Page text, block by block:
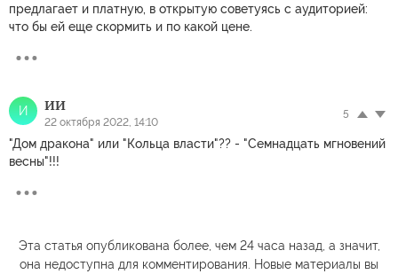
предлагает и платную, в открытую советуясь с аудиторией:
что бы ей еще скормить и по какой цене.
И ИИ
22 октября 2022, 14:10
5
"Дом дракона" или "Кольца власти"?? - "Семнадцать мгновений
весны"!!!
Эта статья опубликована более, чем 24 часа назад, а значит,
она недоступна для комментирования. Новые материалы вы